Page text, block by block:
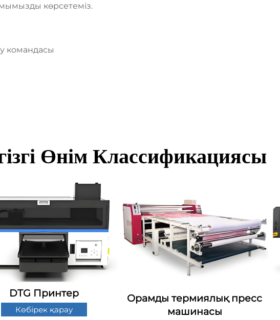
көрсетеміз.
командасы
Өнім Классификациясы
DTG Принтер
Көбірек қарау
Орамды термиялық пресс
машинасы